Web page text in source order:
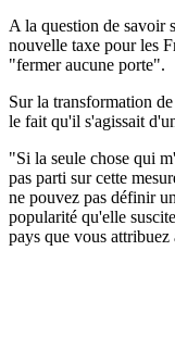
A la question de savoir
nouvelle taxe pour les
"fermer aucune porte".
Sur la transformation
le fait qu'il s'agissait
"Si la seule chose qui
pas parti sur cette
ne pouvez pas définir
popularité qu'elle
pays que vous attribuez